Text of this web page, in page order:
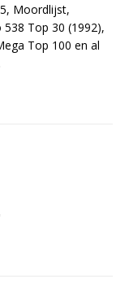
Moordlijst,
Top 30 (1992),
Top 100 en al